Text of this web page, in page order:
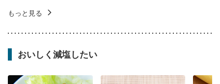
もっと見る
おいしく減塩したい